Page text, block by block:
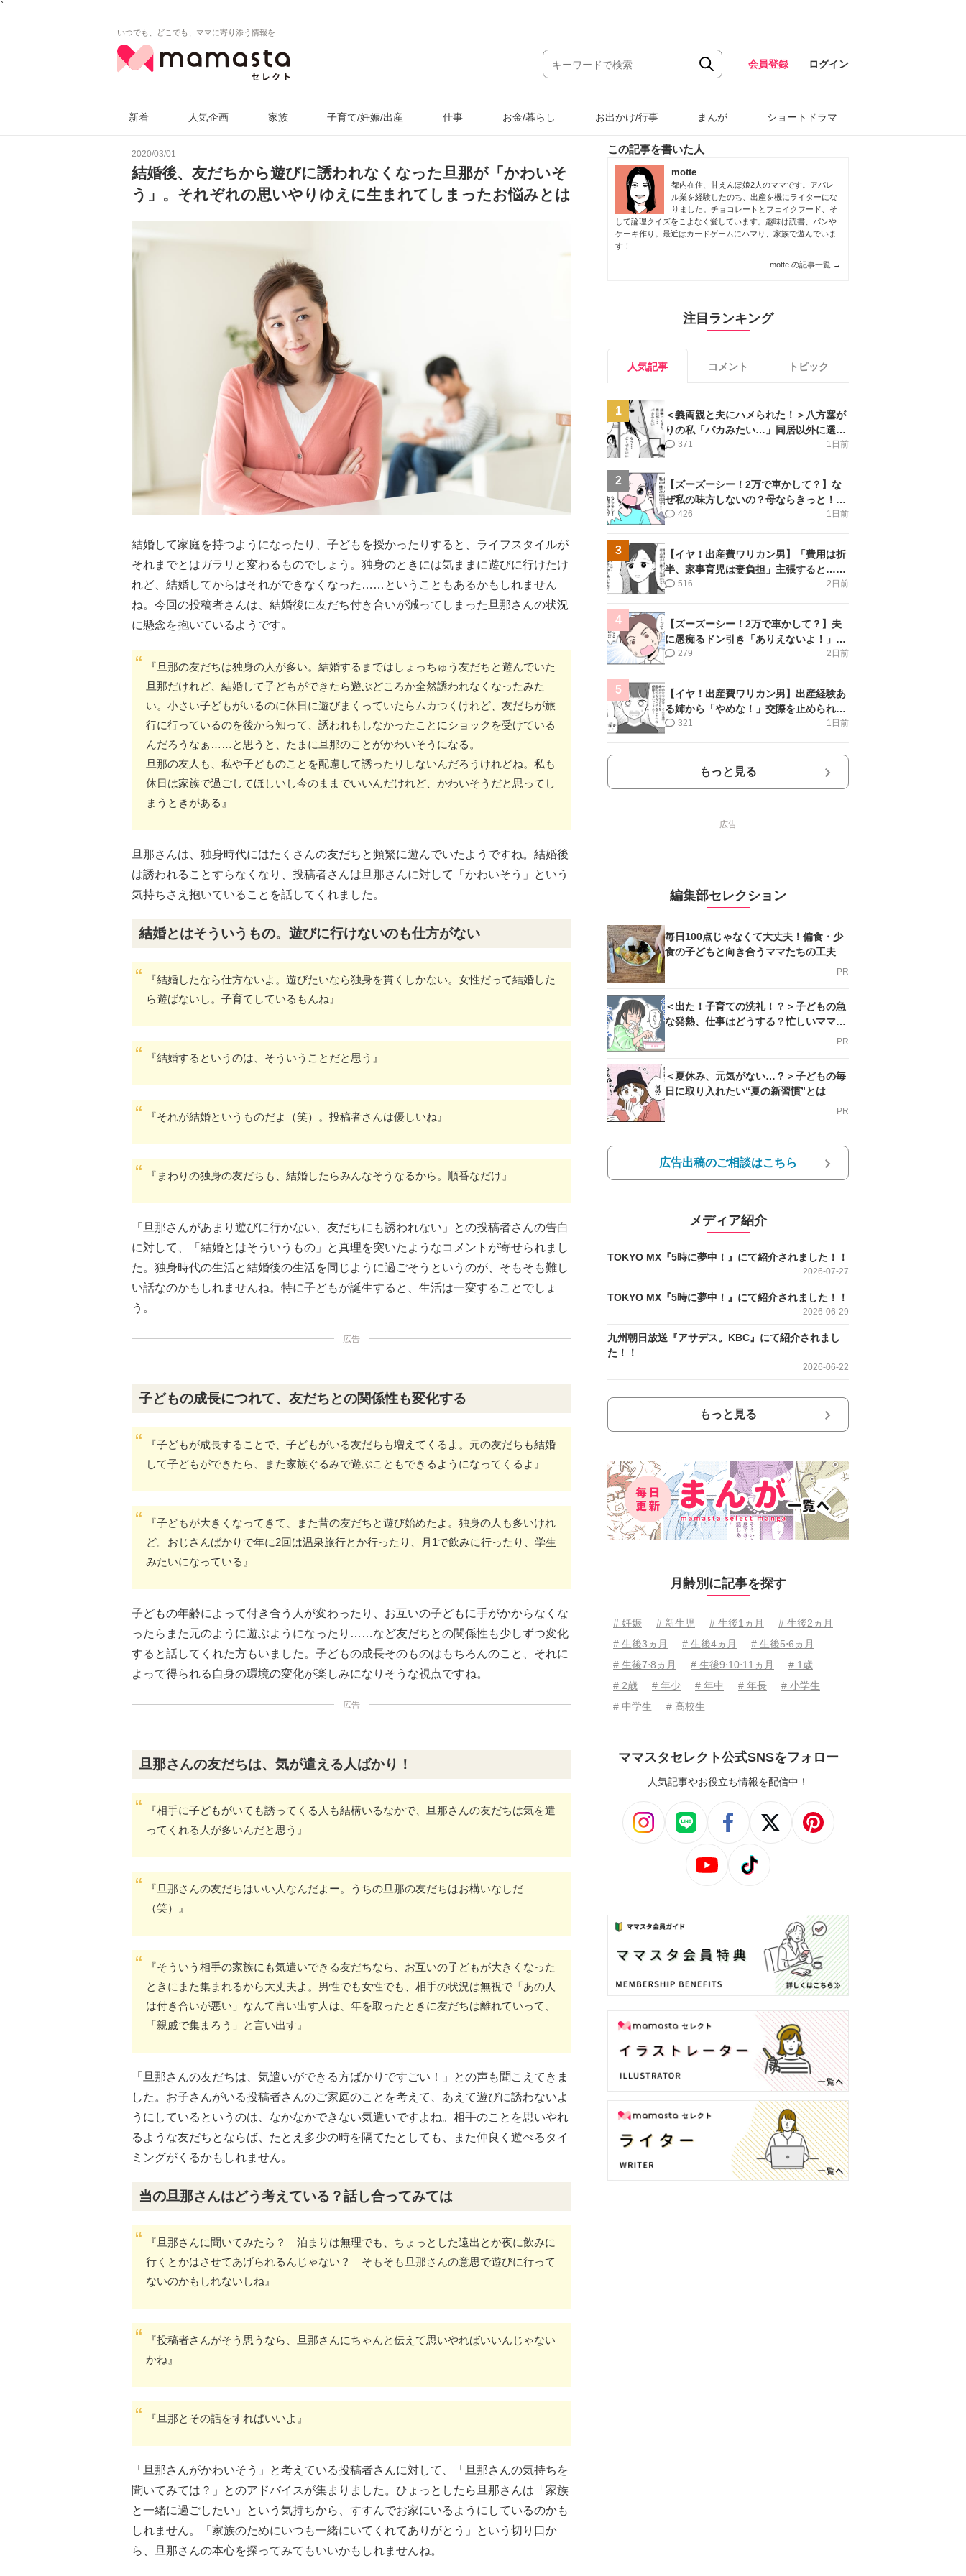
`
いつでも、どこでも、ママに寄り添う情報を
会員登録 ログイン
新着 人気企画 家族 子育て/妊娠/出産 仕事 お金/暮らし お出かけ/行事 まんが ショートドラマ
2020/03/01
結婚後、友だちから遊びに誘われなくなった旦那が「かわいそ
う」。それぞれの思いやりゆえに生まれてしまったお悩みとは
結婚して家庭を持つようになったり、子どもを授かったりすると、ライフスタイルが
それまでとはガラリと変わるものでしょう。独身のときには気ままに遊びに行けたけ
れど、結婚してからはそれができなくなった……ということもあるかもしれません
ね。今回の投稿者さんは、結婚後に友だち付き合いが減ってしまった旦那さんの状況
に懸念を抱いているようです。
『旦那の友だちは独身の人が多い。結婚するまではしょっちゅう友だちと遊んでいた
旦那だけれど、結婚して子どもができたら遊ぶどころか全然誘われなくなったみた
い。小さい子どもがいるのに休日に遊びまくっていたらムカつくけれど、友だちが旅
行に行っているのを後から知って、誘われもしなかったことにショックを受けている
んだろうなぁ……と思うと、たまに旦那のことがかわいそうになる。
旦那の友人も、私や子どものことを配慮して誘ったりしないんだろうけれどね。私も
休日は家族で過ごしてほしいし今のままでいいんだけれど、かわいそうだと思ってし
まうときがある』
旦那さんは、独身時代にはたくさんの友だちと頻繁に遊んでいたようですね。結婚後
は誘われることすらなくなり、投稿者さんは旦那さんに対して「かわいそう」という
気持ちさえ抱いていることを話してくれました。
結婚とはそういうもの。遊びに行けないのも仕方がない
『結婚したなら仕方ないよ。遊びたいなら独身を貫くしかない。女性だって結婚した
ら遊ばないし。子育てしているもんね』
『結婚するというのは、そういうことだと思う』
『それが結婚というものだよ（笑）。投稿者さんは優しいね』
『まわりの独身の友だちも、結婚したらみんなそうなるから。順番なだけ』
「旦那さんがあまり遊びに行かない、友だちにも誘われない」との投稿者さんの告白
に対して、「結婚とはそういうもの」と真理を突いたようなコメントが寄せられまし
た。独身時代の生活と結婚後の生活を同じように過ごそうというのが、そもそも難し
い話なのかもしれませんね。特に子どもが誕生すると、生活は一変することでしょ
う。
広告
子どもの成長につれて、友だちとの関係性も変化する
『子どもが成長することで、子どもがいる友だちも増えてくるよ。元の友だちも結婚
して子どもができたら、また家族ぐるみで遊ぶこともできるようになってくるよ』
『子どもが大きくなってきて、また昔の友だちと遊び始めたよ。独身の人も多いけれ
ど。おじさんばかりで年に2回は温泉旅行とか行ったり、月1で飲みに行ったり、学生
みたいになっている』
子どもの年齢によって付き合う人が変わったり、お互いの子どもに手がかからなくな
ったらまた元のように遊ぶようになったり……など友だちとの関係性も少しずつ変化
すると話してくれた方もいました。子どもの成長そのものはもちろんのこと、それに
よって得られる自身の環境の変化が楽しみになりそうな視点ですね。
広告
旦那さんの友だちは、気が遣える人ばかり！
『相手に子どもがいても誘ってくる人も結構いるなかで、旦那さんの友だちは気を遣
ってくれる人が多いんだと思う』
『旦那さんの友だちはいい人なんだよー。うちの旦那の友だちはお構いなしだ
（笑）』
『そういう相手の家族にも気遣いできる友だちなら、お互いの子どもが大きくなった
ときにまた集まれるから大丈夫よ。男性でも女性でも、相手の状況は無視で「あの人
は付き合いが悪い」なんて言い出す人は、年を取ったときに友だちは離れていって、
「親戚で集まろう」と言い出す』
「旦那さんの友だちは、気遣いができる方ばかりですごい！」との声も聞こえてきま
した。お子さんがいる投稿者さんのご家庭のことを考えて、あえて遊びに誘わないよ
うにしているというのは、なかなかできない気遣いですよね。相手のことを思いやれ
るような友だちとならば、たとえ多少の時を隔てたとしても、また仲良く遊べるタイ
ミングがくるかもしれません。
当の旦那さんはどう考えている？話し合ってみては
『旦那さんに聞いてみたら？ 泊まりは無理でも、ちょっとした遠出とか夜に飲みに
行くとかはさせてあげられるんじゃない？ そもそも旦那さんの意思で遊びに行って
ないのかもしれないしね』
『投稿者さんがそう思うなら、旦那さんにちゃんと伝えて思いやればいいんじゃない
かね』
『旦那とその話をすればいいよ』
「旦那さんがかわいそう」と考えている投稿者さんに対して、「旦那さんの気持ちを
聞いてみては？」とのアドバイスが集まりました。ひょっとしたら旦那さんは「家族
と一緒に過ごしたい」という気持ちから、すすんでお家にいるようにしているのかも
しれません。「家族のためにいつも一緒にいてくれてありがとう」という切り口か
ら、旦那さんの本心を探ってみてもいいかもしれませんね。
この記事を書いた人
motte
都内在住、甘えんぼ娘2人のママです。アパレ
ル業を経験したのち、出産を機にライターにな
りました。チョコレートとフェイクフード、そ
して論理クイズをこよなく愛しています。趣味は読書、パンや
ケーキ作り。最近はカードゲームにハマり、家族で遊んでいま
す！
motte の記事一覧 →
注目ランキング
人気記事 コメント トピック
1
＜義両親と夫にハメられた！＞八方塞が
りの私「バカみたい…」同居以外に選択
肢がない【第5話まんが】
1日前
371
2
【ズーズーシー！2万で車かして？】な
ぜ私の味方しないの？母ならきっと！＜
第17話＞#4コマ母道場
1日前
426
3
【イヤ！出産費ワリカン男】「費用は折
半、家事育児は妻負担」主張すると…＜
第11話＞#4コマ母道場
2日前
516
4
【ズーズーシー！2万で車かして？】夫
に愚痴るドン引き「ありえないよ！」＜
第16話＞#4コマ母道場
2日前
279
5
【イヤ！出産費ワリカン男】出産経験あ
る姉から「やめな！」交際を止められ＜
第12話＞#4コマ母道場
1日前
321
もっと見る
広告
編集部セレクション
毎日100点じゃなくて大丈夫！偏食・少
食の子どもと向き合うママたちの工夫
PR
＜出た！子育ての洗礼！？＞子どもの急
な発熱、仕事はどうする？忙しいママを
PR
＜夏休み、元気がない…？＞子どもの毎
日に取り入れたい“夏の新習慣”とは
PR
広告出稿のご相談はこちら
メディア紹介
TOKYO MX『5時に夢中！』にて紹介されました！！
2026-07-27
TOKYO MX『5時に夢中！』にて紹介されました！！
2026-06-29
九州朝日放送『アサデス。KBC』にて紹介されまし
た！！
2026-06-22
もっと見る
月齢別に記事を探す
# 妊娠 # 新生児 # 生後1ヵ月
# 生後2ヵ月
# 生後3ヵ月
# 生後4ヵ月
# 生後5⋅6ヵ月
# 生後7⋅8ヵ月
# 生後9⋅10⋅11ヵ月
# 1歳
# 2歳
# 年少 # 年中 # 年長
# 小学生
# 中学生
# 高校生
ママスタセレクト公式SNSをフォロー
人気記事やお役立ち情報を配信中！